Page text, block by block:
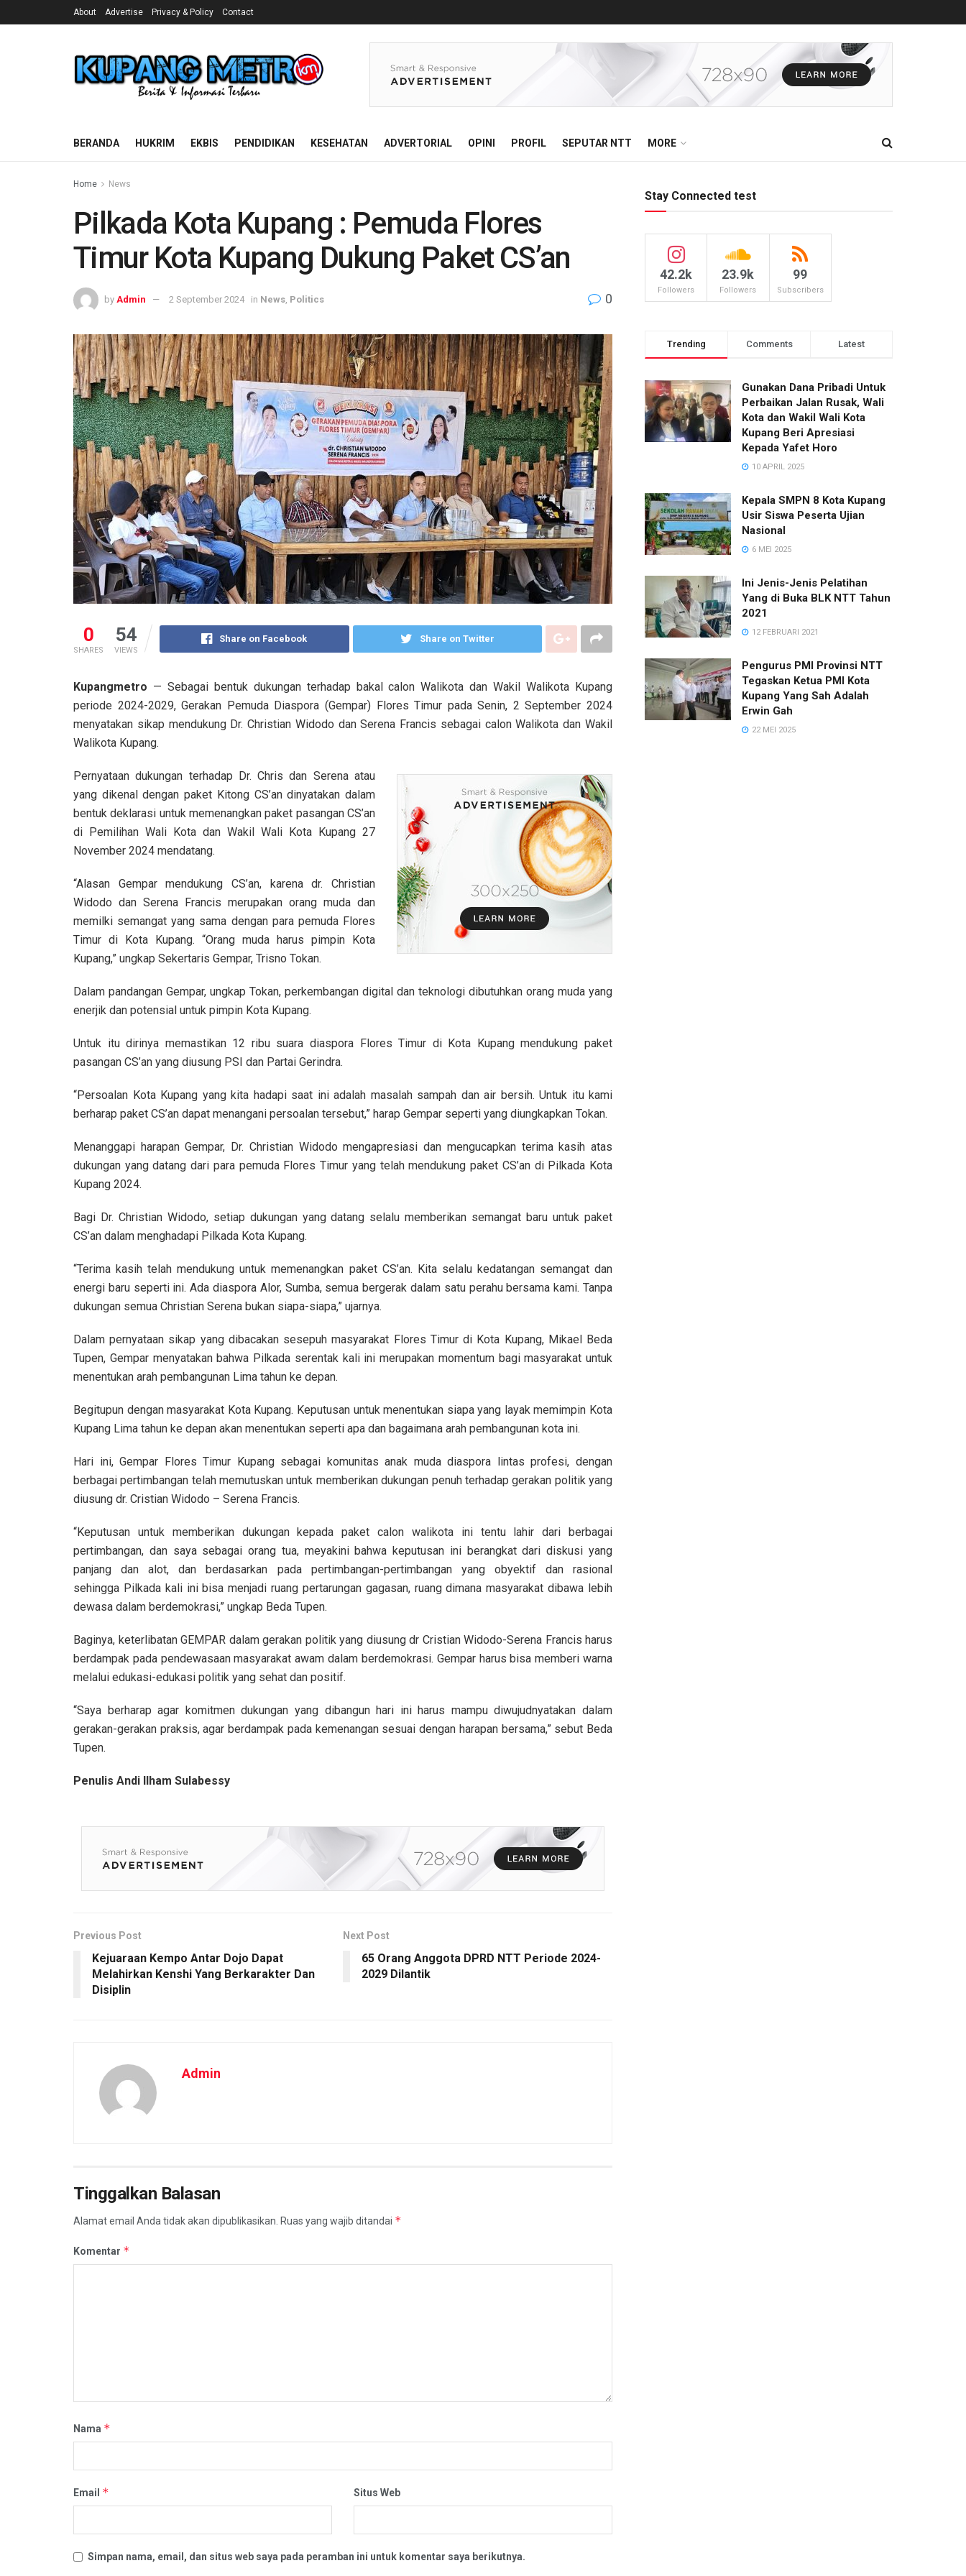
About Advertise Privacy & Policy Contact
BERANDA HUKRIM EKBIS PENDIDIKAN KESEHATAN ADVERTORIAL OPINI PROFIL SEPUTAR NTT MORE
Home News
Pilkada Kota Kupang : Pemuda Flores
Timur Kota Kupang Dukung Paket CS’an
by Admin 2 September 2024 in News Politics 0
0
SHARES
54
VIEWS
Share on Facebook Share on Twitter
Kupangmetro — Sebagai bentuk dukungan terhadap bakal calon Walikota dan Wakil Walikota Kupang
periode 2024-2029, Gerakan Pemuda Diaspora (Gempar) Flores Timur pada Senin, 2 September 2024
menyatakan sikap mendukung Dr. Christian Widodo dan Serena Francis sebagai calon Walikota dan Wakil
Walikota Kupang.
Pernyataan dukungan terhadap Dr. Chris dan Serena atau
yang dikenal dengan paket Kitong CS’an dinyatakan dalam
bentuk deklarasi untuk memenangkan paket pasangan CS’an
di Pemilihan Wali Kota dan Wakil Wali Kota Kupang 27
November 2024 mendatang.
“Alasan Gempar mendukung CS’an, karena dr. Christian
Widodo dan Serena Francis merupakan orang muda dan
memilki semangat yang sama dengan para pemuda Flores
Timur di Kota Kupang. “Orang muda harus pimpin Kota
Kupang,” ungkap Sekertaris Gempar, Trisno Tokan.
Dalam pandangan Gempar, ungkap Tokan, perkembangan digital dan teknologi dibutuhkan orang muda yang
enerjik dan potensial untuk pimpin Kota Kupang.
Untuk itu dirinya memastikan 12 ribu suara diaspora Flores Timur di Kota Kupang mendukung paket
pasangan CS’an yang diusung PSI dan Partai Gerindra.
“Persoalan Kota Kupang yang kita hadapi saat ini adalah masalah sampah dan air bersih. Untuk itu kami
berharap paket CS’an dapat menangani persoalan tersebut,” harap Gempar seperti yang diungkapkan Tokan.
Menanggapi harapan Gempar, Dr. Christian Widodo mengapresiasi dan mengucapkan terima kasih atas
dukungan yang datang dari para pemuda Flores Timur yang telah mendukung paket CS’an di Pilkada Kota
Kupang 2024.
Bagi Dr. Christian Widodo, setiap dukungan yang datang selalu memberikan semangat baru untuk paket
CS’an dalam menghadapi Pilkada Kota Kupang.
“Terima kasih telah mendukung untuk memenangkan paket CS’an. Kita selalu kedatangan semangat dan
energi baru seperti ini. Ada diaspora Alor, Sumba, semua bergerak dalam satu perahu bersama kami. Tanpa
dukungan semua Christian Serena bukan siapa-siapa,” ujarnya.
Dalam pernyataan sikap yang dibacakan sesepuh masyarakat Flores Timur di Kota Kupang, Mikael Beda
Tupen, Gempar menyatakan bahwa Pilkada serentak kali ini merupakan momentum bagi masyarakat untuk
menentukan arah pembangunan Lima tahun ke depan.
Begitupun dengan masyarakat Kota Kupang. Keputusan untuk menentukan siapa yang layak memimpin Kota
Kupang Lima tahun ke depan akan menentukan seperti apa dan bagaimana arah pembangunan kota ini.
Hari ini, Gempar Flores Timur Kupang sebagai komunitas anak muda diaspora lintas profesi, dengan
berbagai pertimbangan telah memutuskan untuk memberikan dukungan penuh terhadap gerakan politik yang
diusung dr. Cristian Widodo – Serena Francis.
“Keputusan untuk memberikan dukungan kepada paket calon walikota ini tentu lahir dari berbagai
pertimbangan, dan saya sebagai orang tua, meyakini bahwa keputusan ini berangkat dari diskusi yang
panjang dan alot, dan berdasarkan pada pertimbangan-pertimbangan yang obyektif dan rasional
sehingga Pilkada kali ini bisa menjadi ruang pertarungan gagasan, ruang dimana masyarakat dibawa lebih
dewasa dalam berdemokrasi,” ungkap Beda Tupen.
Baginya, keterlibatan GEMPAR dalam gerakan politik yang diusung dr Cristian Widodo-Serena Francis harus
berdampak pada pendewasaan masyarakat awam dalam berdemokrasi. Gempar harus bisa memberi warna
melalui edukasi-edukasi politik yang sehat dan positif.
“Saya berharap agar komitmen dukungan yang dibangun hari ini harus mampu diwujudnyatakan dalam
gerakan-gerakan praksis, agar berdampak pada kemenangan sesuai dengan harapan bersama,” sebut Beda
Tupen.
Penulis Andi Ilham Sulabessy
Previous Post
Kejuaraan Kempo Antar Dojo Dapat
Melahirkan Kenshi Yang Berkarakter Dan
Disiplin
Next Post
65 Orang Anggota DPRD NTT Periode 2024-
2029 Dilantik
Admin
Tinggalkan Balasan
Alamat email Anda tidak akan dipublikasikan. Ruas yang wajib ditandai *
Komentar *
Nama *
Email * Situs Web
Simpan nama, email, dan situs web saya pada peramban ini untuk komentar saya berikutnya.
Stay Connected test
42.2k
Followers
23.9k
Followers
99
Subscribers
Trending Comments Latest
Gunakan Dana Pribadi Untuk
Perbaikan Jalan Rusak, Wali
Kota dan Wakil Wali Kota
Kupang Beri Apresiasi
Kepada Yafet Horo
10 APRIL 2025
Kepala SMPN 8 Kota Kupang
Usir Siswa Peserta Ujian
Nasional
6 MEI 2025
Ini Jenis-Jenis Pelatihan
Yang di Buka BLK NTT Tahun
2021
12 FEBRUARI 2021
Pengurus PMI Provinsi NTT
Tegaskan Ketua PMI Kota
Kupang Yang Sah Adalah
Erwin Gah
22 MEI 2025